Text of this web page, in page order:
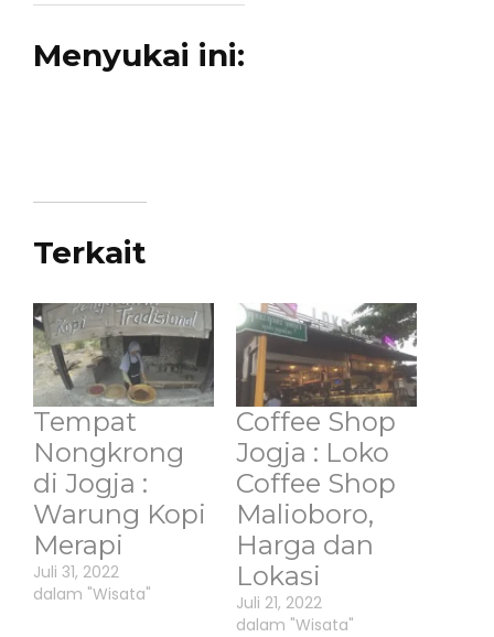
Menyukai ini:
Terkait
Tempat
Nongkrong
di Jogja :
Warung Kopi
Merapi
Juli 31, 2022
dalam "Wisata"
Coffee Shop
Jogja : Loko
Coffee Shop
Malioboro,
Harga dan
Lokasi
Juli 21, 2022
dalam "Wisata"